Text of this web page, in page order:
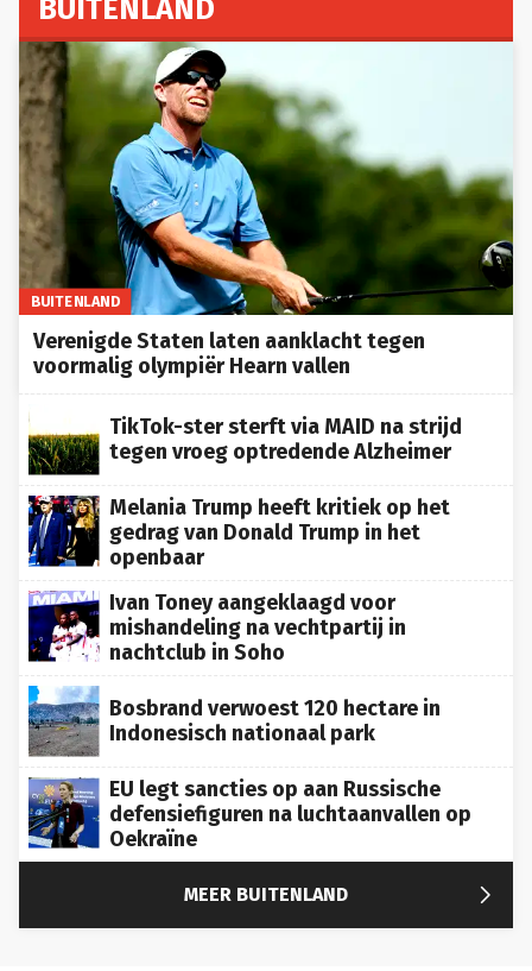
BUITENLAND
Verenigde Staten laten aanklacht tegen
voormalig olympiër Hearn vallen
TikTok-ster sterft via MAID na strijd
tegen vroeg optredende Alzheimer
Melania Trump heeft kritiek op het
gedrag van Donald Trump in het
openbaar
Ivan Toney aangeklaagd voor
mishandeling na vechtpartij in
nachtclub in Soho
Bosbrand verwoest 120 hectare in
Indonesisch nationaal park
EU legt sancties op aan Russische
defensiefiguren na luchtaanvallen op
Oekraïne
MEER BUITENLAND 